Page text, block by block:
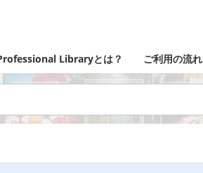
Libraryとは？ ご利用の流れ